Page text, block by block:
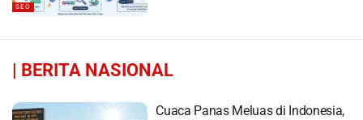
SEO
| BERITA NASIONAL
Cuaca Panas Meluas di Indonesia,